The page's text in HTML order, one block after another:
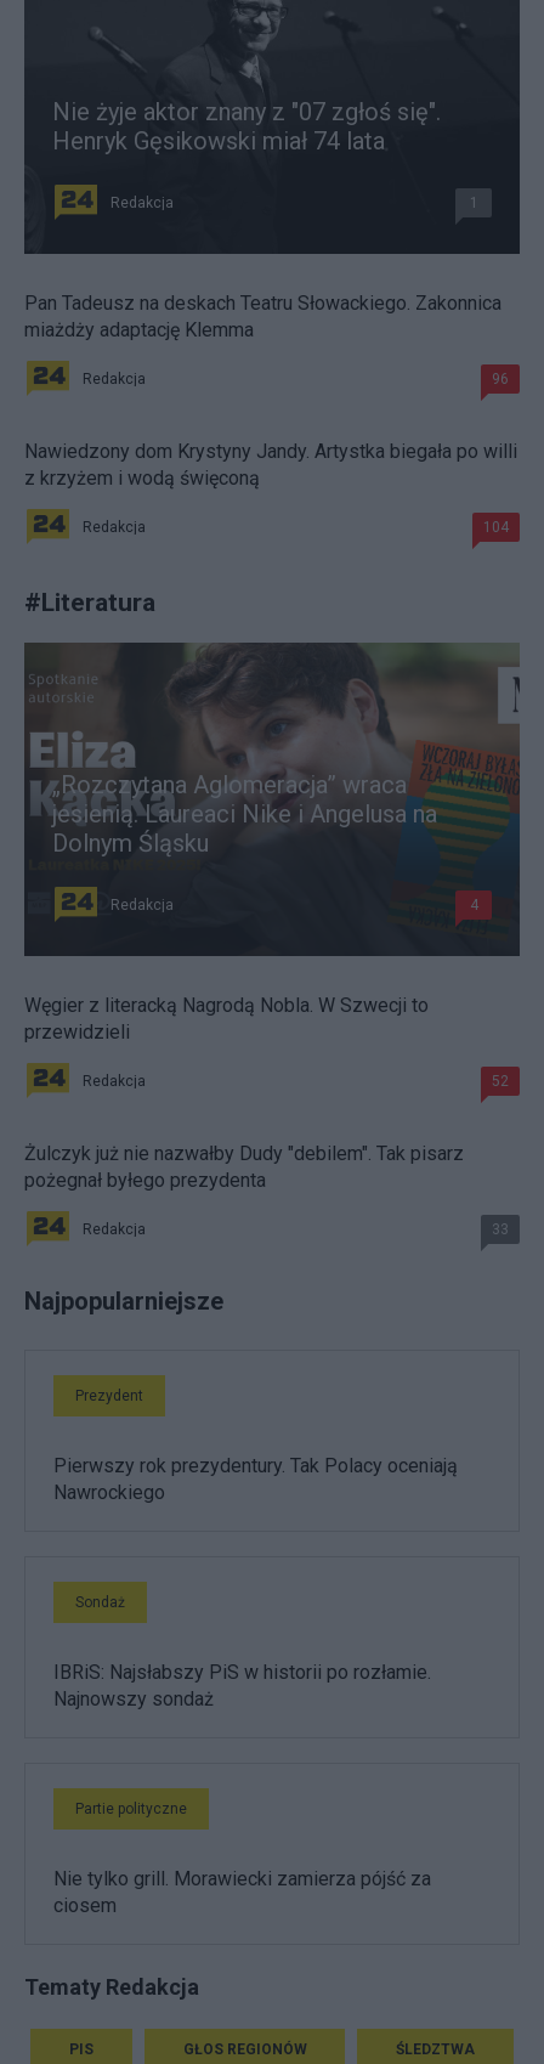
Nie żyje aktor znany z "07 zgłoś się".
Henryk Gęsikowski miał 74 lata
Redakcja 1
Pan Tadeusz na deskach Teatru Słowackiego. Zakonnica
miażdży adaptację Klemma
Redakcja 96
Nawiedzony dom Krystyny Jandy. Artystka biegała po willi
z krzyżem i wodą święconą
Redakcja 104
#Literatura
„Rozczytana Aglomeracja” wraca
jesienią. Laureaci Nike i Angelusa na
Dolnym Śląsku
Redakcja 4
Węgier z literacką Nagrodą Nobla. W Szwecji to
przewidzieli
Redakcja 52
Żulczyk już nie nazwałby Dudy "debilem". Tak pisarz
pożegnał byłego prezydenta
Redakcja 33
Najpopularniejsze
Prezydent
Pierwszy rok prezydentury. Tak Polacy oceniają
Nawrockiego
Sondaż
IBRiS: Najsłabszy PiS w historii po rozłamie.
Najnowszy sondaż
Partie polityczne
Nie tylko grill. Morawiecki zamierza pójść za
ciosem
Tematy Redakcja
PIS GŁOS REGIONÓW ŚLEDZTWA